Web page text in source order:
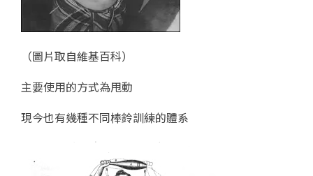
（圖片取自維基百科）
主要使用的方式為甩動
現今也有幾種不同棒鈴訓練的體系